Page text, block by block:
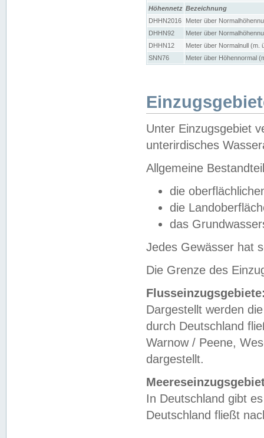
Höhennetz Bezeichnung
DHHN2016
Meter über
DHHN92
Meter über
DHHN12
Meter über Normalnull (m.
SNN76
Meter über Höhennormal
Unter Einzugsgebiet
unterirdisches
Allgemeine
die
die
das
Jedes Gewässer hat
Die Grenze des
Dargestellt werden
durch Deutschland
Warnow / Peene,
dargestellt.
In Deutschland gibt
Deutschland fließt